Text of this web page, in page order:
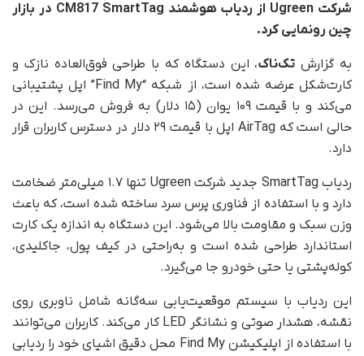
شرکت Ugreen از ردیاب هوشمند CM817 SmartTag در بازار
چین رونمایی کرد.
به گزارش تک‌ناک، این دستگاه که با طراحی فوق‌العاده نازک و
کارت‌شکل عرضه شده است، از شبکه “Find My” اپل پشتیبانی
می‌کند و با قیمت ۱۰۹ یوان (۱۵ دلار) به فروش می‌رسد. این در
حالی است که AirTag اپل با قیمت ۲۹ دلار در دسترس کاربران قرار
دارد.
ردیاب SmartTag جدید شرکت Ugreen تنها ۱.۷ میلی‌متر ضخامت
دارد و با استفاده از فناوری پرس سرد ساخته شده است، که باعث
وزن سبک و مقاومت بالا می‌شود. این دستگاه به اندازه یک کارت
استاندارد طراحی شده است و به‌راحتی در کیف پول، جاکلیدی،
کوله‌پشتی یا حتی خودرو جا می‌گیرد.
این ردیاب با سیستم موقعیت‌یابی سه‌گانه شامل ناوبری روی
نقشه، هشدار صوتی و نشانگر LED کار می‌کند. کاربران می‌توانند
با استفاده از اپلیکیشن Find My محل دقیق اشیای خود را ردیابی